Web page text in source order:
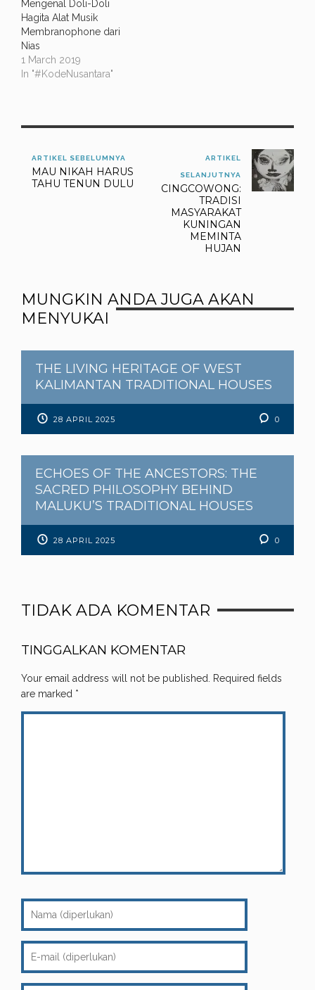
Mengenal Doli-Doli
Hagita Alat Musik
Membranophone dari
Nias
1 March 2019
In "#KodeNusantara"
ARTIKEL SEBELUMNYA
MAU NIKAH HARUS
TAHU TENUN DULU
ARTIKEL
SELANJUTNYA
CINGCOWONG:
TRADISI
MASYARAKAT
KUNINGAN
MEMINTA
HUJAN
MUNGKIN ANDA JUGA AKAN
MENYUKAI
THE LIVING HERITAGE OF WEST
KALIMANTAN TRADITIONAL HOUSES
28 APRIL 2025 0
ECHOES OF THE ANCESTORS: THE
SACRED PHILOSOPHY BEHIND
MALUKU’S TRADITIONAL HOUSES
28 APRIL 2025 0
TIDAK ADA KOMENTAR
TINGGALKAN KOMENTAR
Your email address will not be published.
Required fields
are marked *